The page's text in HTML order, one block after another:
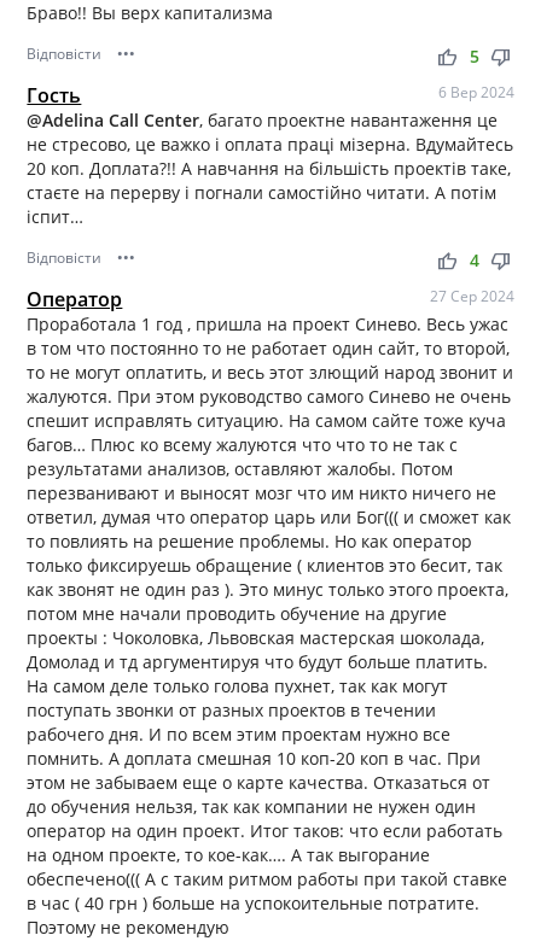
Браво!! Вы верх капитализма
Відповісти ••• thumb_up thumb_down
5
Гость 6 Вер 2024
@Adelina Call Center, багато проектне навантаження це
не стресово, це важко і оплата праці мізерна. Вдумайтесь
20 коп. Доплата?!! А навчання на більшість проектів таке,
стаєте на перерву і погнали самостійно читати. А потім
іспит…
Відповісти ••• thumb_up thumb_down
4
Оператор 27 Сер 2024
Проработала 1 год , пришла на проект Синево. Весь ужас
в том что постоянно то не работает один сайт, то второй,
то не могут оплатить, и весь этот злющий народ звонит и
жалуются. При этом руководство самого Синево не очень
спешит исправлять ситуацию. На самом сайте тоже куча
багов… Плюс ко всему жалуются что что то не так с
результатами анализов, оставляют жалобы. Потом
перезванивают и выносят мозг что им никто ничего не
ответил, думая что оператор царь или Бог((( и сможет как
то повлиять на решение проблемы. Но как оператор
только фиксируешь обращение ( клиентов это бесит, так
как звонят не один раз ). Это минус только этого проекта,
потом мне начали проводить обучение на другие
проекты : Чоколовка, Львовская мастерская шоколада,
Домолад и тд аргументируя что будут больше платить.
На самом деле только голова пухнет, так как могут
поступать звонки от разных проектов в течении
рабочего дня. И по всем этим проектам нужно все
помнить. А доплата смешная 10 коп-20 коп в час. При
этом не забываем еще о карте качества. Отказаться от
до обучения нельзя, так как компании не нужен один
оператор на один проект. Итог таков: что если работать
на одном проекте, то кое-как…. А так выгорание
обеспечено((( А с таким ритмом работы при такой ставке
в час ( 40 грн ) больше на успокоительные потратите.
Поэтому не рекомендую